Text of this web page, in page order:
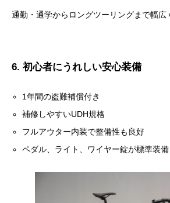
通勤・通学からロングツーリングまで幅広
6. 初心者にうれしい安心装備
1年間の盗難補償付き
補修しやすいUDH規格
フルアウター内装で整備性も良好
ペダル、ライト、ワイヤー錠が標準装備